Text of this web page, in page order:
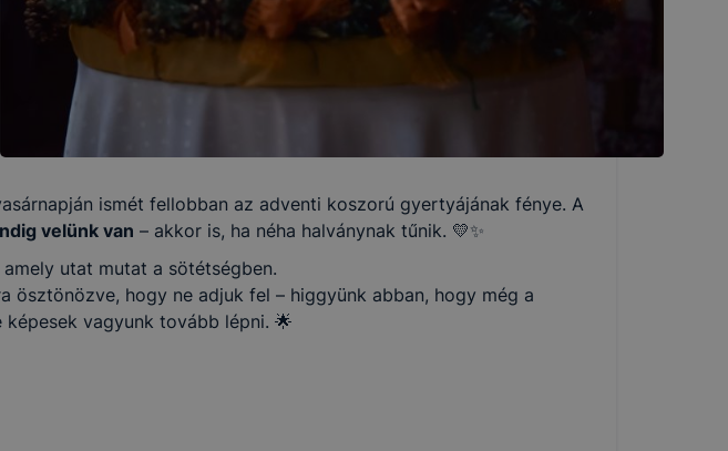
ismét fellobban az adventi koszorú gyertyájának fénye. A
velünk van – akkor is, ha néha halványnak tűnik. 💛✨
utat mutat a sötétségben.
ösztönözve, hogy ne adjuk fel – higgyünk abban, hogy még a
vagyunk tovább lépni. 🌟